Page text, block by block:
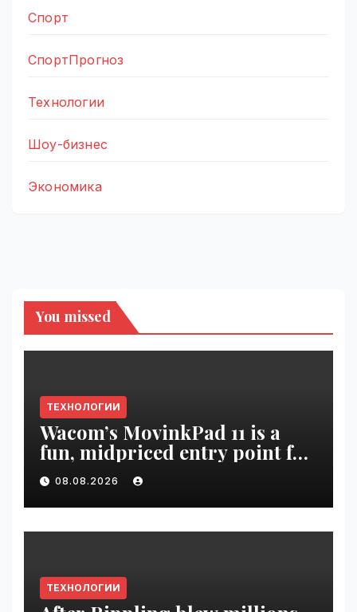
Спорт
СпортПрогноз
Технологии
Шоу-бизнес
Экономика
You missed
ТЕХНОЛОГИИ
Wacom’s MovinkPad 11 is a
fun, midpriced entry point for
digital artists | VseTime.ru
08.08.2026
ТЕХНОЛОГИИ